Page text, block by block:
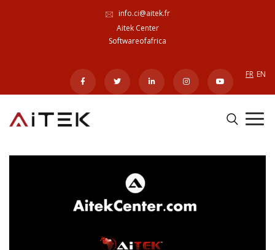
info.ci@aitek.fr
Aitek Center
Softwareofafrica
FR EN